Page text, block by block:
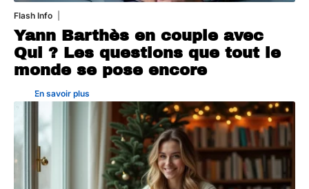
Flash Info
Yann Barthès en couple avec
Qui ? Les questions que tout le
monde se pose encore
En savoir plus